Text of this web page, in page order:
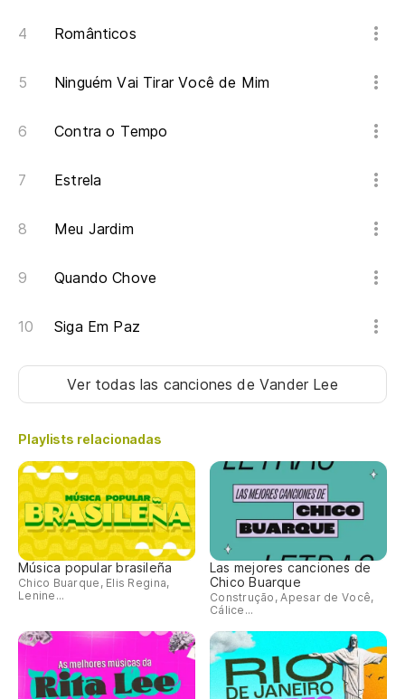
Românticos
Ninguém Vai Tirar Você de Mim
Contra o Tempo
Estrela
Meu Jardim
Quando Chove
Siga Em Paz
Ver todas las cancionesde Vander Lee
Playlists relacionadas
Música popular brasileña
Chico Buarque, Elis Regina,
Lenine...
Las mejores canciones de
Chico Buarque
Construção, Apesar de Você,
Cálice...